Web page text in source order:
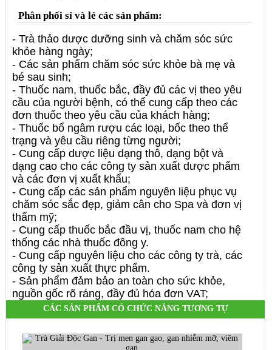
Phân phối sỉ và lẻ các sản phẩm:
- Trà thảo dược dưỡng sinh và chăm sóc sức
khỏe hàng ngày;
- Các sản phẩm chăm sóc sức khỏe bà mẹ và
bé sau sinh;
- Thuốc nam, thuốc bắc, đầy đủ các vị theo yêu
cầu của người bệnh, có thể cung cấp theo các
đơn thuốc theo yêu cầu của khách hàng;
- Thuốc bổ ngâm rượu các loại, bốc theo thể
trạng và yêu cầu riêng từng người;
- Cung cấp dược liệu dạng thô, dạng bột và
dạng cao cho các công ty sản xuất dược phẩm
và các đơn vị xuất khẩu;
- Cung cấp các sản phẩm nguyên liệu phục vụ
chăm sóc sắc đẹp, giảm câncho Spa và đơn vị
thẩm mỹ;
- Cung cấp thuốc bắc đầu vị, thuốc nam cho hệ
thống các nhà thuốc đông y.
- Cung cấp nguyên liệu cho các công ty trà, các
công ty sản xuất thực phẩm.
- Sản phẩm đảm bảo an toàn cho sức khỏe,
nguồn gốc rõ ráng, đầy đủ hóa đơn VAT;
CÁC SẢN PHẨM CÓ CHỨC NĂNG TƯƠNG TỰ